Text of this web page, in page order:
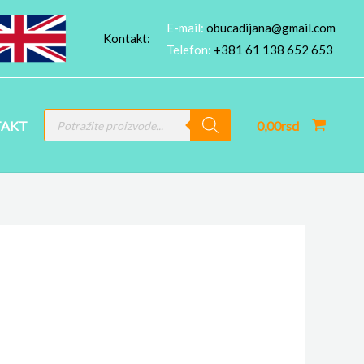
Kontakt:
E-mail: obucadijana@gmail.com
Telefon: +381 61 138 652 653
PRODUCTS
SEARCH
0,00rsd